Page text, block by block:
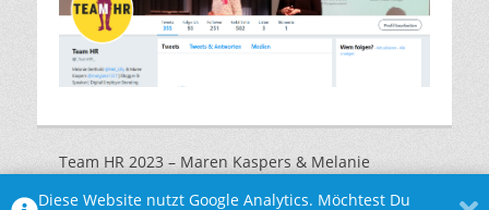
Team HR 2023 – Maren Kaspers & Melanie
Diese Website nutzt Google Analytics. Möchtest Du